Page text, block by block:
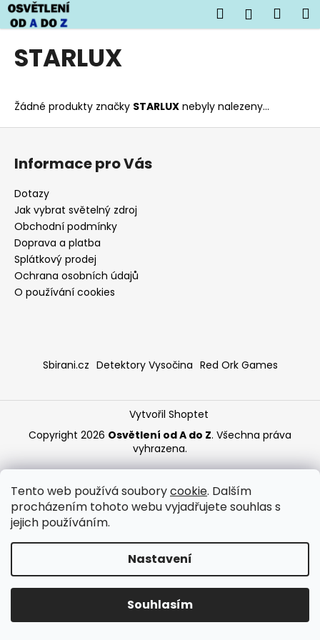
Tento web používá souborycookie. Dalším
procházením tohoto webu vyjadřujete souhlas s
jejich používáním.
Nastavení
Souhlasím
Přejít
na
obsah
Hledat
STARLUX
Žádné produkty značky STARLUX nebyly nalezeny...
K
o
o
p
o
t
ř
e
b
u
j
e
t
e
t
HLEDAT
Z
Informace pro Vás
Dotazy
Jak vybrat světelný zdroj
Obchodní podmínky
Doprava a platba
Splátkový prodej
Ochrana osobních údajů
O používání cookies
Sbirani.cz Detektory Vysočina Red Ork Games
Vytvořil Shoptet
Copyright 2026 Osvětlení od A do Z. Všechna práva
vyhrazena.